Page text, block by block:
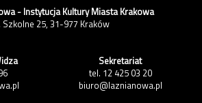
- Instytucja Kultury Miasta Krakowa
Szkolne 25, 31-977 Kraków
Sekretariat
tel. 12 425 03 20
biuro@laznianowa.pl